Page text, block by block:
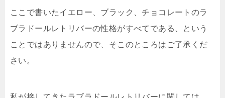
ここで書いたイエロー、ブラック、チョコレートのラ
ブラドールレトリバーの性格がすべてである、という
ことではありませんので、そこのところはご了承くだ
さい。